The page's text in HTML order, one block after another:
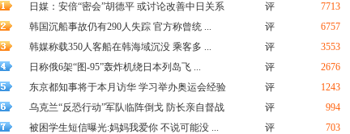
日媒：安倍“密会”胡德平 或讨论改善中日关系 评
7713
韩国沉船事故仍有290人失踪 官方称曾统 ...
评
6757
韩媒称载350人客船在韩海域沉没 乘客多 ...
评
3553
日称俄6架“图-95”轰炸机绕日本列岛飞 ...
评
2676
东京都知事将于本月访华 学习举办奥运会经验
评
1243
乌克兰“反恐行动”军队临阵倒戈 防长亲自督战
评
994
被困学生短信曝光:妈妈我爱你 不说可能没 ...
评
703